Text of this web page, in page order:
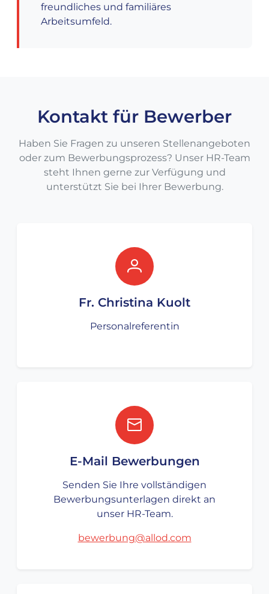
freundliches und familiäres
Arbeitsumfeld.
Kontakt für Bewerber
Haben Sie Fragen zu unseren Stellenangeboten
oder zum Bewerbungsprozess? Unser HR-Team
steht Ihnen gerne zur Verfügung und
unterstützt Sie bei Ihrer Bewerbung.
Fr. Christina Kuolt
Personalreferentin
E-Mail Bewerbungen
Senden Sie Ihre vollständigen
Bewerbungsunterlagen direkt an
unser HR-Team.
bewerbung@allod.com